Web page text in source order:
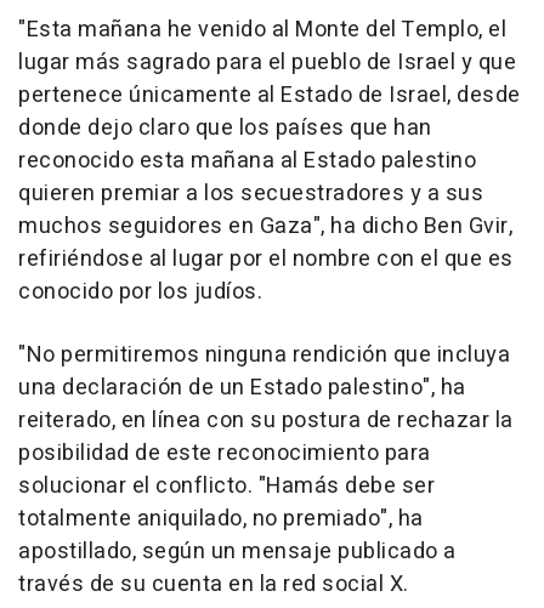
"Esta mañana he venido al Monte del Templo, el
lugar más sagrado para el pueblo de Israel y que
pertenece únicamente al Estado de Israel, desde
donde dejo claro que los países que han
reconocido esta mañana al Estado palestino
quieren premiar a los secuestradores y a sus
muchos seguidores en Gaza", ha dicho Ben Gvir,
refiriéndose al lugar por el nombre con el que es
conocido por los judíos.
"No permitiremos ninguna rendición que incluya
una declaración de un Estado palestino", ha
reiterado, en línea con su postura de rechazar la
posibilidad de este reconocimiento para
solucionar el conflicto. "Hamás debe ser
totalmente aniquilado, no premiado", ha
apostillado, según un mensaje publicado a
través de su cuenta en la red social X.